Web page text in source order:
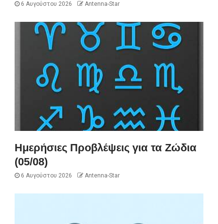
6 Αυγούστου 2026 Antenna-Star
Ημερήσιες Προβλέψεις για τα Ζώδια
(05/08)
6 Αυγούστου 2026 Antenna-Star